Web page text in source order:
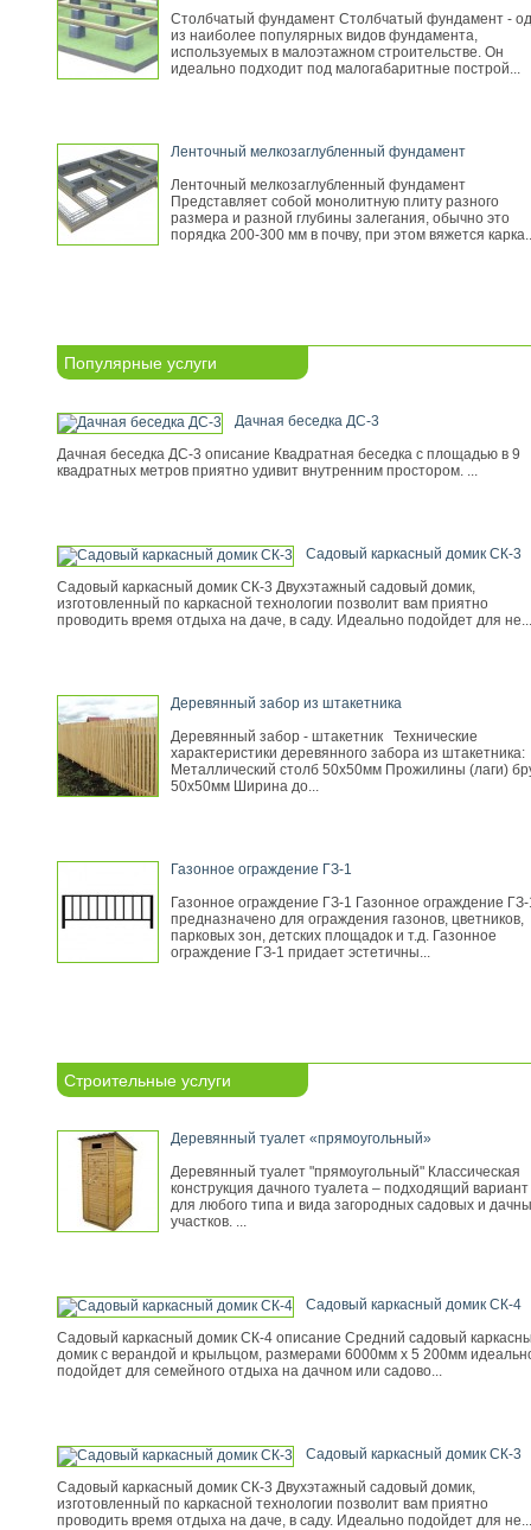
Столбчатый фундамент Столбчатый фундамент -
из наиболее популярных видов фундамента,
используемых в малоэтажном строительстве. Он
идеально подходит под малогабаритные построй...
Ленточный мелкозаглубленный фундамент
Ленточный мелкозаглубленный фундамент
Представляет собой монолитную плиту разного
размера и разной глубины залегания, обычно это
порядка 200-300 мм в почву, при этом вяжется
Популярные услуги
Дачная беседка ДС-3
Дачная беседка ДС-3 описание Квадратная беседка с площадью в 9
квадратных метров приятно удивит внутренним простором. ...
Садовый каркасный домик СК-3
Садовый каркасный домик СК-3 Двухэтажный садовый домик,
изготовленный по каркасной технологии позволит вам приятно
проводить время отдыха на даче, в саду. Идеально подойдет для не...
Деревянный забор из штакетника
Деревянный забор - штакетник Технические
характеристики деревянного забора из штакетника:
Металлический столб 50х50мм Прожилины (лаги)
50х50мм Ширина до...
Газонное ограждение ГЗ-1
Газонное ограждение ГЗ-1 Газонное ограждение
предназначено для ограждения газонов, цветников,
парковых зон, детских площадок и т.д. Газонное
ограждение ГЗ-1 придает эстетичны...
Строительные услуги
Деревянный туалет «прямоугольный»
Деревянный туалет "прямоугольный" Классическая
конструкция дачного туалета – подходящий вариант
для любого типа и вида загородных садовых и
участков. ...
Садовый каркасный домик СК-4
Садовый каркасный домик СК-4 описание Средний садовый
домик с верандой и крыльцом, размерами 6000мм х 5 200мм
подойдет для семейного отдыха на дачном или садово...
Садовый каркасный домик СК-3
Садовый каркасный домик СК-3 Двухэтажный садовый домик,
изготовленный по каркасной технологии позволит вам приятно
проводить время отдыха на даче, в саду. Идеально подойдет для не...